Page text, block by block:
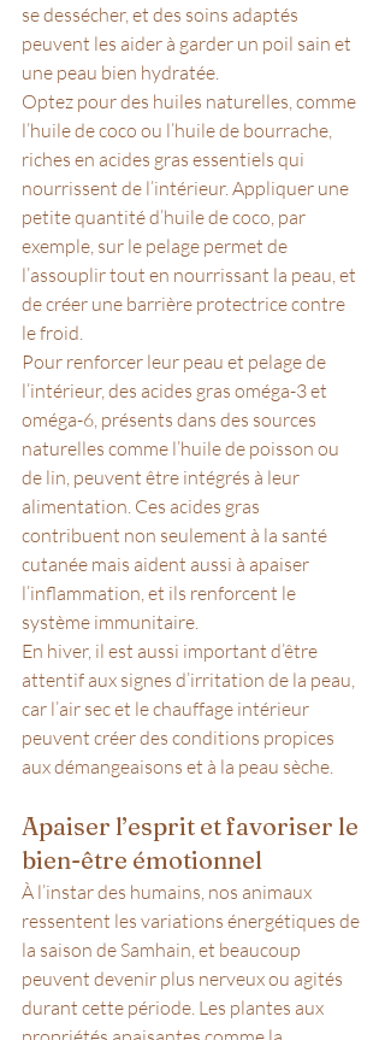
se dessécher, et des soins adaptés
peuvent les aider à garder un poil sain et
une peau bien hydratée.
Optez pour des huiles naturelles, comme
l’huile de coco ou l’huile de bourrache,
riches en acides gras essentiels qui
nourrissent de l’intérieur. Appliquer une
petite quantité d’huile de coco, par
exemple, sur le pelage permet de
l’assouplir tout en nourrissant la peau, et
de créer une barrière protectrice contre
le froid.
Pour renforcer leur peau et pelage de
l’intérieur, des acides gras oméga-3 et
oméga-6, présents dans des sources
naturelles comme l’huile de poisson ou
de lin, peuvent être intégrés à leur
alimentation. Ces acides gras
contribuent non seulement à la santé
cutanée mais aident aussi à apaiser
l’inflammation, et ils renforcent le
système immunitaire.
En hiver, il est aussi important d’être
attentif aux signes d’irritation de la peau,
car l’air sec et le chauffage intérieur
peuvent créer des conditions propices
aux démangeaisons et à la peau sèche.
Apaiser l’esprit et favoriser le
bien-être émotionnel
À l’instar des humains, nos animaux
ressentent les variations énergétiques de
la saison de Samhain, et beaucoup
peuvent devenir plus nerveux ou agités
durant cette période. Les plantes aux